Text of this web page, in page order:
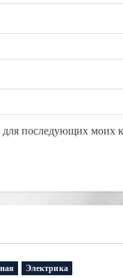
последующих моих
Электрика